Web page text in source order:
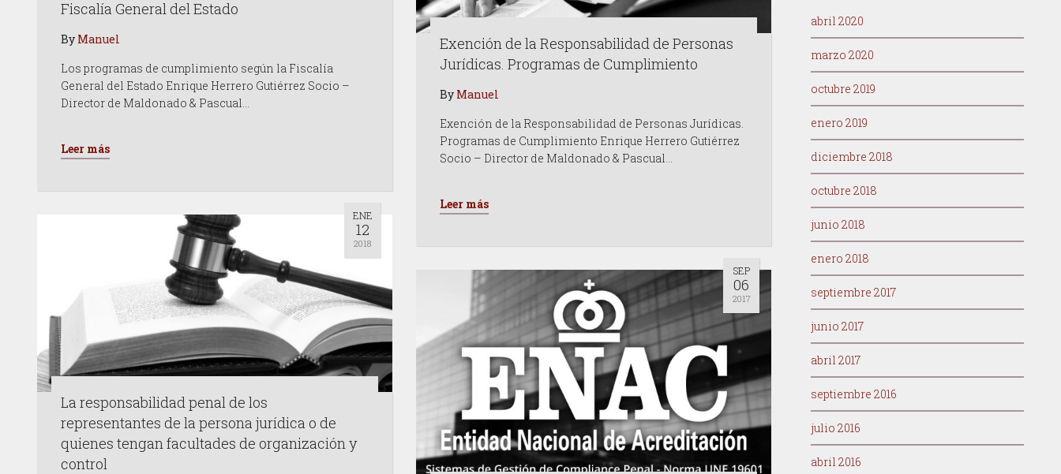
Fiscalía General del Estado
By Manuel
Los programas de cumplimiento según la Fiscalía
General del Estado Enrique Herrero Gutiérrez Socio –
Director de Maldonado & Pascual…
Leer más
Exención de la Responsabilidad de Personas
Jurídicas. Programas de Cumplimiento
By Manuel
Exención de la Responsabilidad de Personas Jurídicas.
Programas de Cumplimiento Enrique Herrero Gutiérrez
Socio – Director de Maldonado & Pascual…
Leer más
ENE
12
2018
La responsabilidad penal de los
representantes de la persona jurídica o de
quienes tengan facultades de organización y
control
SEP
06
2017
abril 2020
marzo 2020
octubre 2019
enero 2019
diciembre 2018
octubre 2018
junio 2018
enero 2018
septiembre 2017
junio 2017
abril 2017
septiembre 2016
julio 2016
abril 2016